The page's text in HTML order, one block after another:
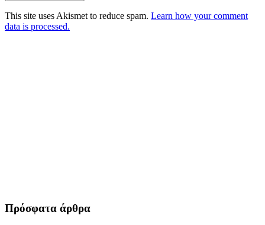
This site uses Akismet to reduce spam. Learn how your comment
data is processed.
Πρόσφατα άρθρα